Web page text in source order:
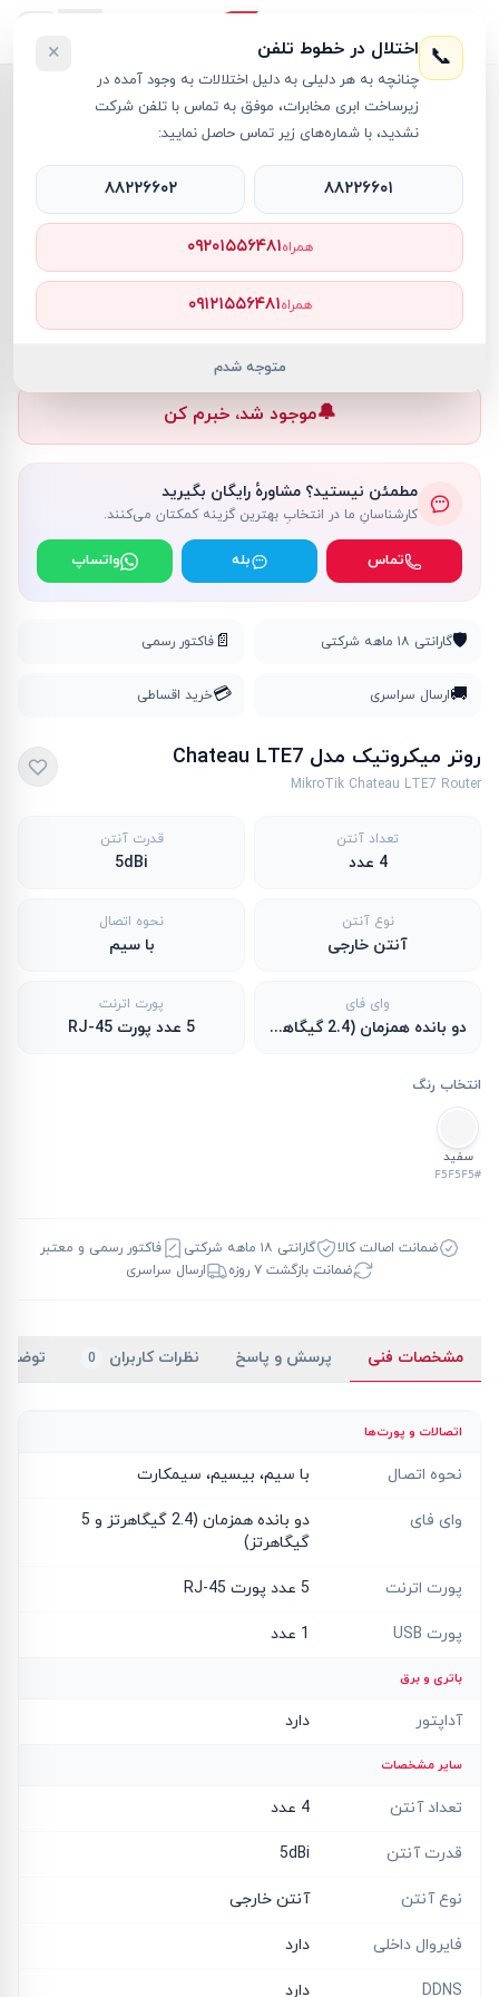
روتر میکروتیک مدل Chateau LTE7
روتر RT68890
ناموجود
🔔موجود شد، خبرم کن
مطمئن نیستید؟ مشاورهٔ رایگان بگیرید
کارشناسانِ ما در انتخابِ بهترین گزینه کمکتان می‌کنند.
تماس بله واتساپ
🛡️گارانتی ۱۸ ماهه شرکتی 📄 فاکتور رسمی
🚚ارسال سراسری 💳خرید اقساطی
روتر میکروتیک مدل Chateau LTE7
MikroTik Chateau LTE7 Router
تعداد آنتن
4 عدد
قدرت آنتن
5dBi
نوع آنتن
آنتن خارجی
نحوه اتصال
با سیم
وای فای
دو بانده همزمان (2.4 گیگاهرتز و 5 گیگاهرتز)
پورت اترنت
5 عدد پورت RJ-45
انتخاب رنگ
سفید
#F5F5F5
ضمانت اصالت کالا گارانتی ۱۸ ماهه شرکتی
فاکتور رسمی و معتبر
ضمانت بازگشت ۷ روزه
ارسال سراسری
مشخصات فنی پرسش و پاسخ نظرات کاربران 0
اتصالات و پورت‌ها
نحوه اتصال با سیم، بیسیم، سیمکارت
وای فای
دو بانده همزمان (2.4 گیگاهرتز و 5
گیگاهرتز)
پورت اترنت 5 عدد پورت RJ-45
پورت USB 1 عدد
باتری و برق
آداپتور دارد
سایر مشخصات
تعداد آنتن 4 عدد
قدرت آنتن 5dBi
نوع آنتن آنتن خارجی
فایروال داخلی دارد
DDNS دارد
📞 اختلال در خطوط تلفن
چنانچه به هر دلیلی به دلیل اختلالات به وجود آمده در
زیرساخت ابری مخابرات، موفق به تماس با تلفن شرکت
نشدید، با شماره‌های زیر تماس حاصل نمایید:
×
۸۸۲۲۶۶۰۱ ۸۸۲۲۶۶۰۲
همراه۰۹۲۰۱۵۵۶۴۸۱
همراه۰۹۱۲۱۵۵۶۴۸۱
متوجه شدم